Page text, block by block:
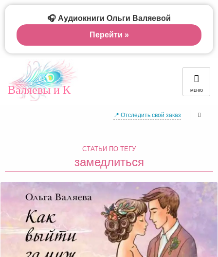
Валяевы и К МЕНЮ
📍 Отследить свой заказ
СТАТЬИ ПО ТЕГУ
замедлиться
🎧 Аудиокниги Ольги Валяевой
Перейти »